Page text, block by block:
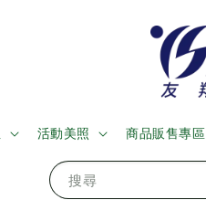
搜尋
活動美照 商品販售專區